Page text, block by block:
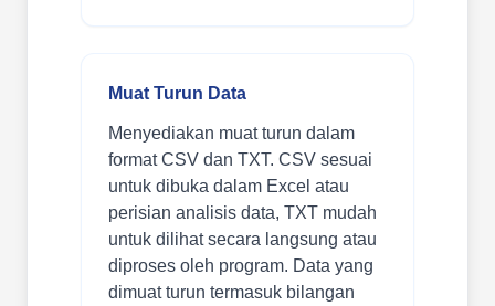
Muat Turun Data
Menyediakan muat turun dalam
format CSV dan TXT. CSV sesuai
untuk dibuka dalam Excel atau
perisian analisis data, TXT mudah
untuk dilihat secara langsung atau
diproses oleh program. Data yang
dimuat turun termasuk bilangan